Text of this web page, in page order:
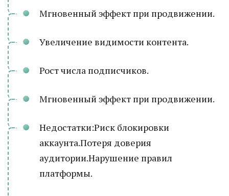
Мгновенный эффект при продвижении.
Увеличение видимости контента.
Рост числа подписчиков.
Мгновенный эффект при продвижении.
Недостатки:Риск блокировки
аккаунта.Потеря доверия
аудитории.Нарушение правил
платформы.